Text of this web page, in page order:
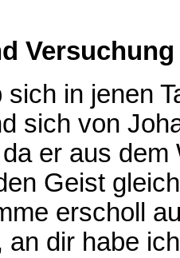
Versuchung
sich in jenen
sich von
er aus
Geist
erscholl
an dir habe